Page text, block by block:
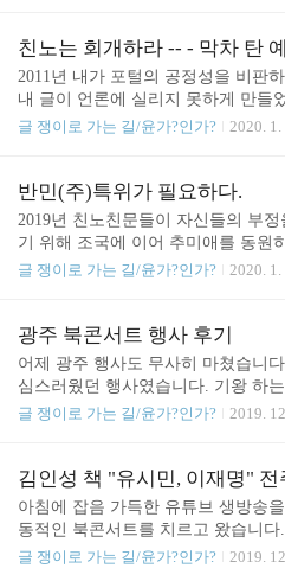
광우병 사태 때 다음 아고라 이명박
여 서버간 데이터 동기화가 지연되
른 서버에 접속되어 임시 숫자 데이
가능 청와대 청원 게시판은 페이스
친노는 회개하라 -- - 막차 탄
2011년 내가 포털의 공정성을 비판
내 글이 언론에 실리지 못하게 만들
이버 고발서를 만든 바 있다. 잠깐
준 만화라는 위대한 예술 형식에 감
한 적폐와 싸우는 과정에서 나는 내
다. 드루킹 사건에 대한 증언이 언론
도 얼마 남지 않았다. 돈과 이권의
글 쟁이로 가는 길/윤가?인가? 2020.
반민(주)특위가 필요하다.
2019년 친노친문들이 자신들의 부
기 위해 조국에 이어 추미애를 동원
2018년 문재인 대통령이 자신의 친
떨어뜨리고 대선에서 여론 조작을
조국 교수가 아들의 워싱턴대학교
험 부정 행위 2012년 민주통합당(통
문재인 후보측 IT 전문가가 "선거 시
글 쟁이로 가는 길/윤가?인가? 2020. 1.
광주 북콘서트 행사 후기
어제 광주 행사도 무사히 마쳤습니
심스러웠던 행사였습니다. 기왕 하
게 소소하게 진행하냐고 여수에서
원한다면 광주에세 수 백명을 동원
라고 했으며 오려면 개별적으로 오
든 대형 현수막도 첫 행사에 쓴 이후
저는 제 말을 외칠 뿐입니다. 광야에
글 쟁이로 가는 길/윤가?인가? 2019.
김인성 책 "유시민, 이재명" 전
아침에 잡음 가득한 유튜브 생방송
동적인 북콘서트를 치르고 왔습니
니 6분 정도가 와 계셨습니다. 우리
글 쟁이로 가는 길/윤가?인가? 2019.